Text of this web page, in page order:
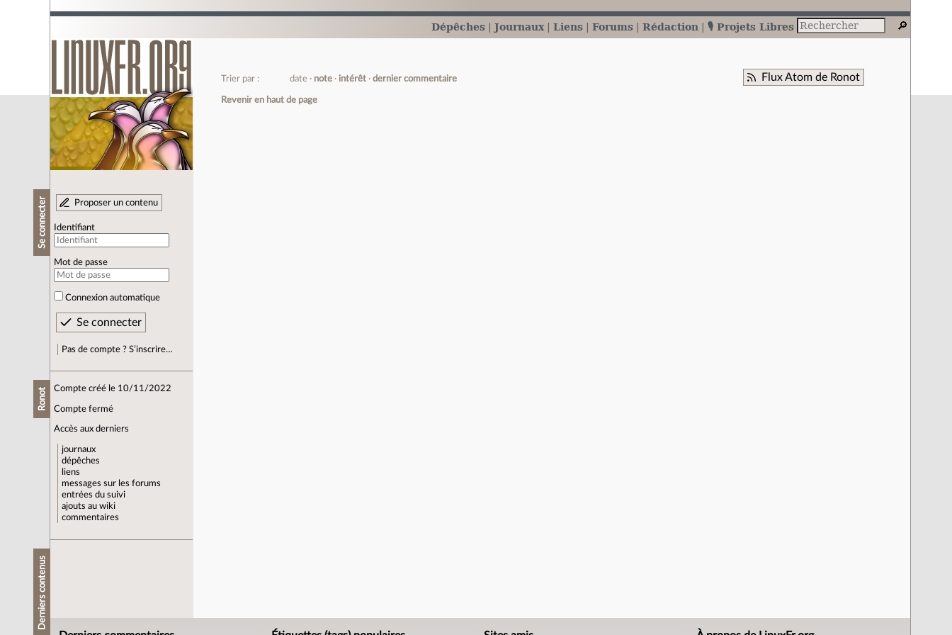
Dépêches Journaux Liens Forums Rédaction 🎙️ Projets Libres
Se connecter Proposer un contenu
Identifiant
Mot de passe
Connexion automatique
Pas de compte ? S’inscrire…
Ronot Compte créé le 10/11/2022
Compte fermé
Accès aux derniers
journaux
dépêches
liens
messages sur les forums
entrées du suivi
ajouts au wiki
commentaires
Derniers contenus
Flux Atom de Ronot
Trier par : date note intérêt dernier commentaire
Revenir en haut de page